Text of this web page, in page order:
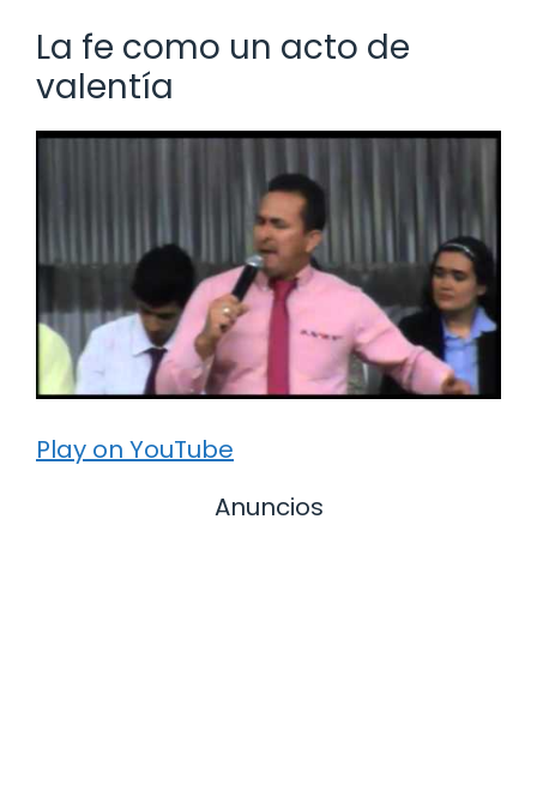
La fe como un acto de
valentía
Play on YouTube
Anuncios